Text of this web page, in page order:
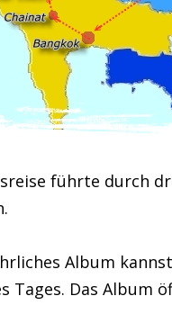
führte durch
Album
Tages. Das Album